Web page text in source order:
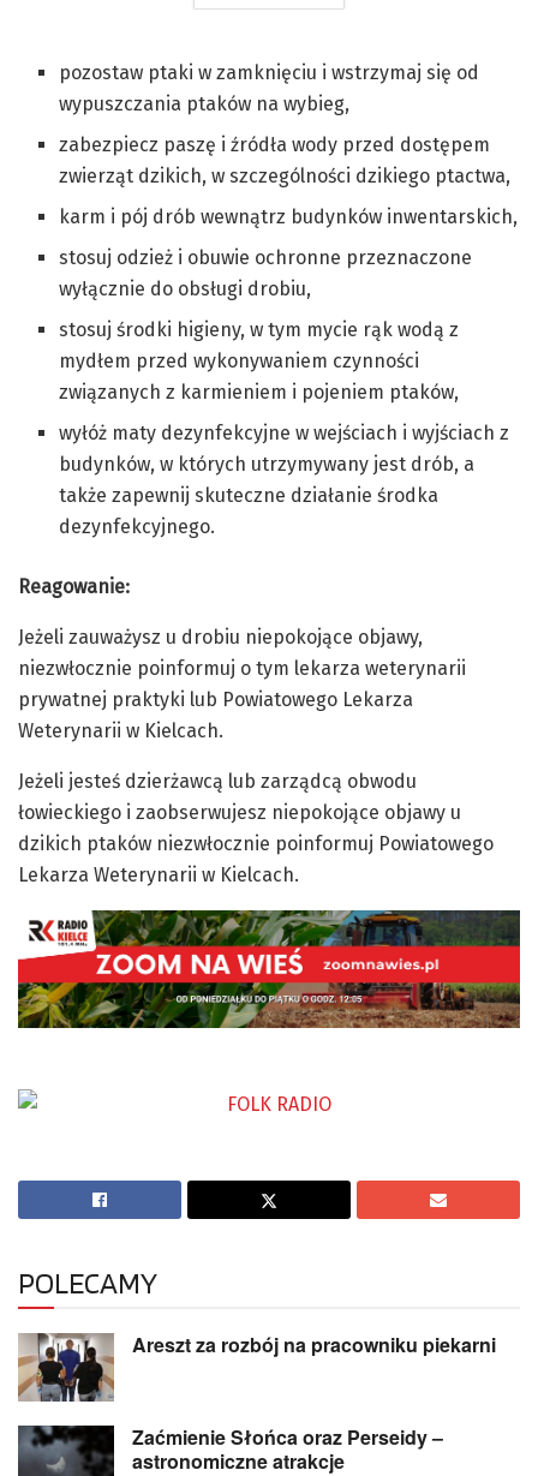
pozostaw ptaki w zamknięciu i wstrzymaj się od
wypuszczania ptaków na wybieg,
zabezpiecz paszę i źródła wody przed dostępem
zwierząt dzikich, w szczególności dzikiego ptactwa,
karm i pój drób wewnątrz budynków inwentarskich,
stosuj odzież i obuwie ochronne przeznaczone
wyłącznie do obsługi drobiu,
stosuj środki higieny, w tym mycie rąk wodą z
mydłem przed wykonywaniem czynności
związanych z karmieniem i pojeniem ptaków,
wyłóż maty dezynfekcyjne w wejściach i wyjściach z
budynków, w których utrzymywany jest drób, a
także zapewnij skuteczne działanie środka
dezynfekcyjnego.
Reagowanie:
Jeżeli zauważysz u drobiu niepokojące objawy,
niezwłocznie poinformuj o tym lekarza weterynarii
prywatnej praktyki lub Powiatowego Lekarza
Weterynarii w Kielcach.
Jeżeli jesteś dzierżawcą lub zarządcą obwodu
łowieckiego i zaobserwujesz niepokojące objawy u
dzikich ptaków niezwłocznie poinformuj Powiatowego
Lekarza Weterynarii w Kielcach.
POLECAMY
Areszt za rozbój na pracowniku piekarni
Zaćmienie Słońca oraz Perseidy –
astronomiczne atrakcje